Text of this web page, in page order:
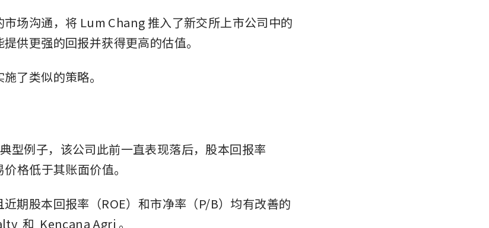
场沟通，将 Lum Chang 推入了新交所上市公司中的
供更强的回报并获得更高的估值。
了类似的策略。
型例子，该公司此前一直表现落后，股本回报率
价格低于其账面价值。
期股本回报率（ROE）和市净率（P/B）均有改善的
和 Kencana Agri 。